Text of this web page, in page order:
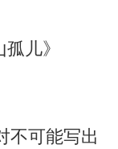
儿》
不可能写出